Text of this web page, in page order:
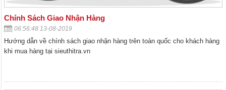
Chính Sách Giao Nhận Hàng
06:56:48 13-08-2019
Hướng dẫn về chính sách giao nhận hàng trên toàn quốc cho khách hàng
khi mua hàng tại sieuthitra.vn